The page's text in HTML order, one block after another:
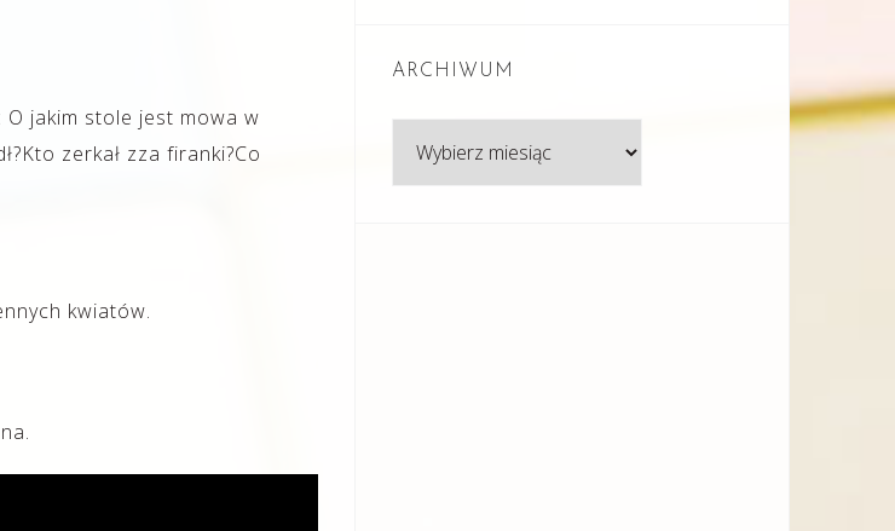
jakim stole jest mowa w
zerkał zza firanki?Co
kwiatów.
ARCHIWUM